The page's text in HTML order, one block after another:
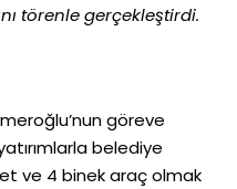
törenle gerçekleştirdi.
göreve
belediye
ve 4 binek araç olmak